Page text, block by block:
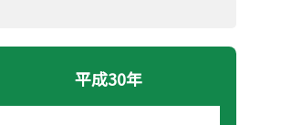
平成30年